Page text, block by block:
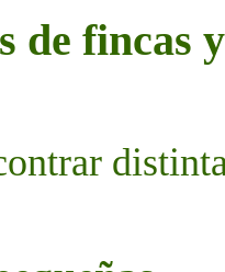
de fincas